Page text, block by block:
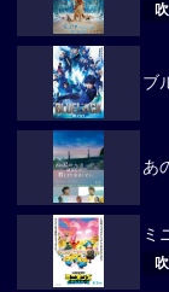
ブ
あ
ミ